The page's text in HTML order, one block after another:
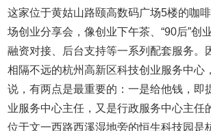
这家位于黄姑山路颐高数码广场5楼的咖
场创业分享会，像创业下午茶、“90后”创
融资对接、后台支持等一系列配套服务。
相隔不远的杭州高新区科技创业服务中心
说，有两点是最重要的：一是给他钱，即
业服务中心主任，又是行政服务中心主任
位于文一西路西溪湿地旁的恒生科技园是